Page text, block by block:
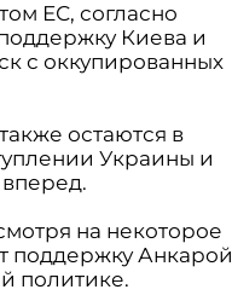
ЕС, согласно
Киева и
с оккупированных
остаются в
Украины и
на некоторое
поддержку Анкарой
политике.